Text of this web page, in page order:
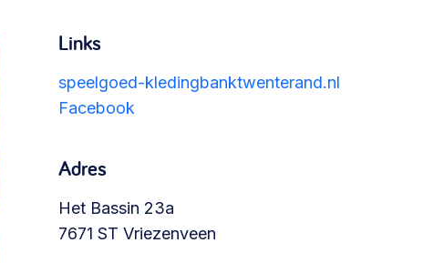
Meebeslissen
Links
speelgoed-kledingbanktwenterand.nl
Facebook
Adres
Het Bassin 23a
7671 ST Vriezenveen